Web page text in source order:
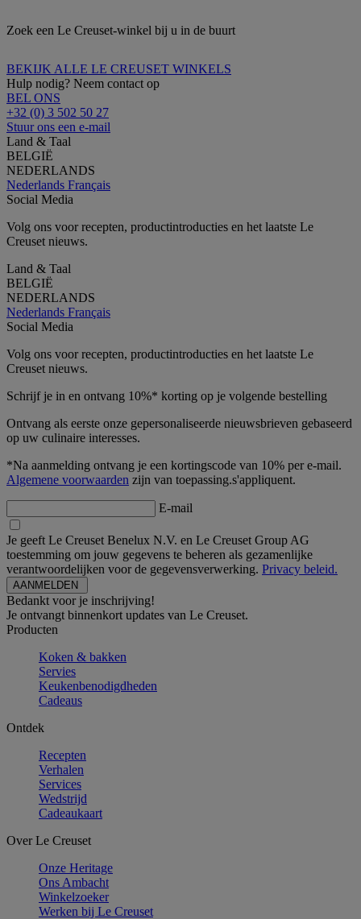
Zoek een Le Creuset-winkel bij u in de buurt
BEKIJK ALLE LE CREUSET WINKELS
Hulp nodig? Neem contact op
BEL ONS
+32 (0) 3 502 50 27
Stuur ons een e-mail
Land & Taal
BELGIË
NEDERLANDS
Nederlands Français
Social Media
Volg ons voor recepten, productintroducties en het laatste Le
Creuset nieuws.
Land & Taal
BELGIË
NEDERLANDS
Nederlands Français
Social Media
Volg ons voor recepten, productintroducties en het laatste Le
Creuset nieuws.
Schrijf je in en ontvang 10%* korting op je volgende bestelling
Ontvang als eerste onze gepersonaliseerde nieuwsbrieven gebaseerd
op uw culinaire interesses.
*Na aanmelding ontvang je een kortingscode van 10% per e-mail.
Algemene voorwaarden zijn van toepassing.s'appliquent.
E-mail
Je geeft Le Creuset Benelux N.V. en Le Creuset Group AG
toestemming om jouw gegevens te beheren als gezamenlijke
verantwoordelijken voor de gegevensverwerking. Privacy beleid.
Bedankt voor je inschrijving!
Je ontvangt binnenkort updates van Le Creuset.
Producten
Koken & bakken
Servies
Keukenbenodigdheden
Cadeaus
Ontdek
Recepten
Verhalen
Services
Wedstrijd
Cadeaukaart
Over Le Creuset
Onze Heritage
Ons Ambacht
Winkelzoeker
Werken bij Le Creuset